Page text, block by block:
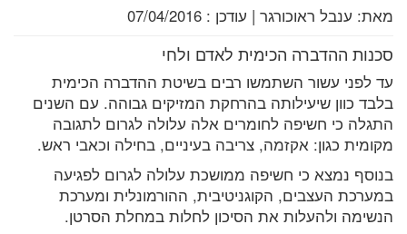
מאת: ענבל ראוכורגר | עודכן : 07/04/2016
סכנות ההדברה הכימית לאדם ולחי
עד לפני עשור השתמשו רבים בשיטת ההדברה הכימית
בלבד כוון שיעילותה בהרחקת המזיקים גבוהה. עם השנים
התגלה כי חשיפה לחומרים אלה עלולה לגרום לתגובה
מקומית כגון: אקזמה, צריבה בעיניים, בחילה וכאבי ראש.
בנוסף נמצא כי חשיפה ממושכת עלולה לגרום לפגיעה
במערכת העצבים, הקוגניטיבית, ההורמונלית ומערכת
הנשימה ולהעלות את הסיכון לחלות במחלת הסרטן.